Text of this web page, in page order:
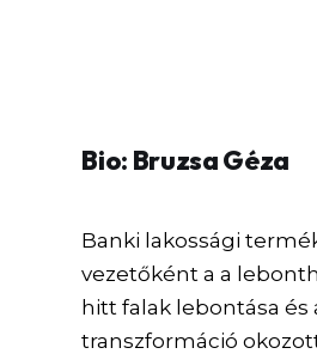
Bio: Bruzsa Géza
Banki lakossági
vezetőként a a
hitt falak lebontása és
transzformáció